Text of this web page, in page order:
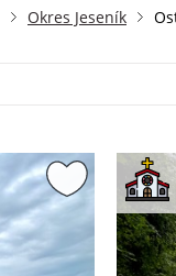
Okres Jeseník